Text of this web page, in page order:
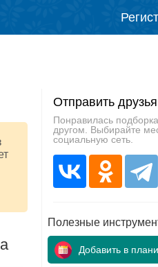
Отправить
Понравилась
другом. Выбирайте
социальную сеть.
Полезные
Добавить в